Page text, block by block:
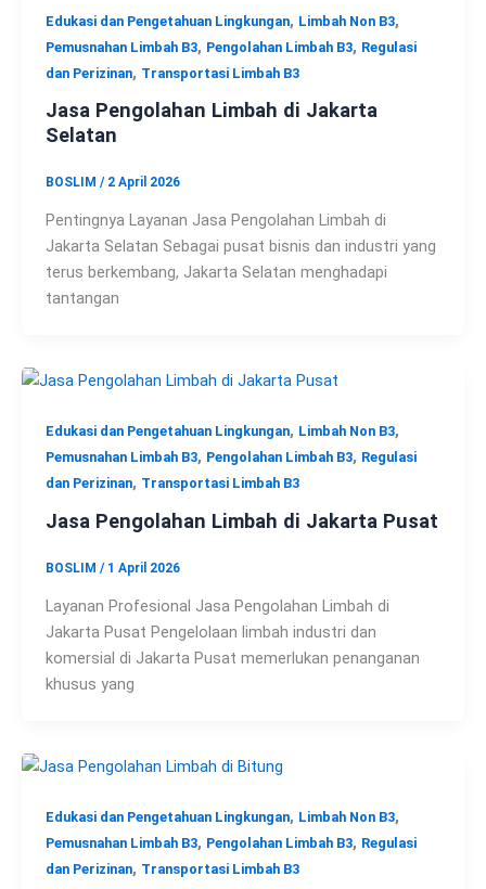
Edukasi dan Pengetahuan Lingkungan, Limbah Non B3,
Pemusnahan Limbah B3, Pengolahan Limbah B3, Regulasi
dan Perizinan, Transportasi Limbah B3
Jasa Pengolahan Limbah di Jakarta
Selatan
BOSLIM / 2 April 2026
Pentingnya Layanan Jasa Pengolahan Limbah di
Jakarta Selatan Sebagai pusat bisnis dan industri yang
terus berkembang, Jakarta Selatan menghadapi
tantangan
Edukasi dan Pengetahuan Lingkungan, Limbah Non B3,
Pemusnahan Limbah B3, Pengolahan Limbah B3, Regulasi
dan Perizinan, Transportasi Limbah B3
Jasa Pengolahan Limbah di Jakarta Pusat
BOSLIM / 1 April 2026
Layanan Profesional Jasa Pengolahan Limbah di
Jakarta Pusat Pengelolaan limbah industri dan
komersial di Jakarta Pusat memerlukan penanganan
khusus yang
Edukasi dan Pengetahuan Lingkungan, Limbah Non B3,
Pemusnahan Limbah B3, Pengolahan Limbah B3, Regulasi
dan Perizinan, Transportasi Limbah B3